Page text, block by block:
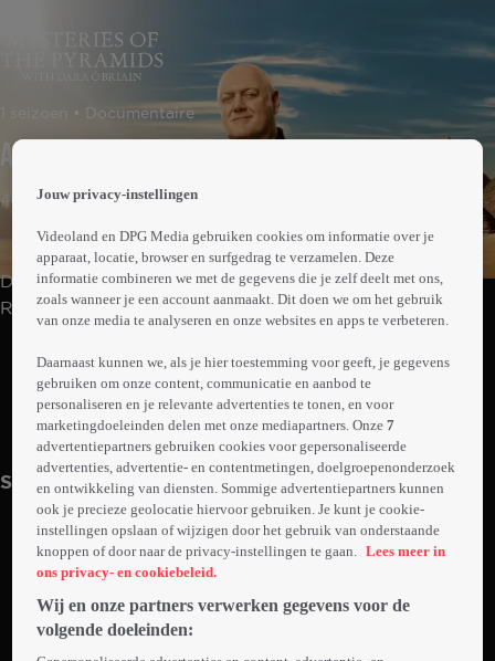
1 seizoen • Documentaire
Aflevering 1
44min
De Ierse presentator Dara O'Briain reist met archeologe
Raksha Dave en Egyptoloog Dr. Chris Naunton naar
Egypte om onderzoek te doen naar de piramides. Hoe
werden ze gebouwd en wat was de werkelijke functie
ervan?
Meer
info
Seizoen 1
Jouw privacy-instellingen
Videoland en DPG Media gebruiken cookies om informatie over je
apparaat, locatie, browser en surfgedrag te verzamelen. Deze
informatie combineren we met de gegevens die je zelf deelt met ons,
zoals wanneer je een account aanmaakt. Dit doen we om het gebruik
van onze media te analyseren en onze websites en apps te verbeteren.
Daarnaast kunnen we, als je hier toestemming voor geeft, je gegevens
gebruiken om onze content, communicatie en aanbod te
personaliseren en je relevante advertenties te tonen, en voor
marketingdoeleinden delen met onze mediapartners. Onze7
advertentiepartners gebruiken cookies voor gepersonaliseerde
advertenties, advertentie- en contentmetingen, doelgroepenonderzoek
en ontwikkeling van diensten. Sommige advertentiepartners kunnen
ook je precieze geolocatie hiervoor gebruiken. Je kunt je cookie-
instellingen opslaan of wijzigen door het gebruik van onderstaande
knoppen of door naar de privacy-instellingen te gaan.
Lees meer in
ons privacy- en cookiebeleid.
Wij en onze partners verwerken gegevens voor de
volgende doeleinden: